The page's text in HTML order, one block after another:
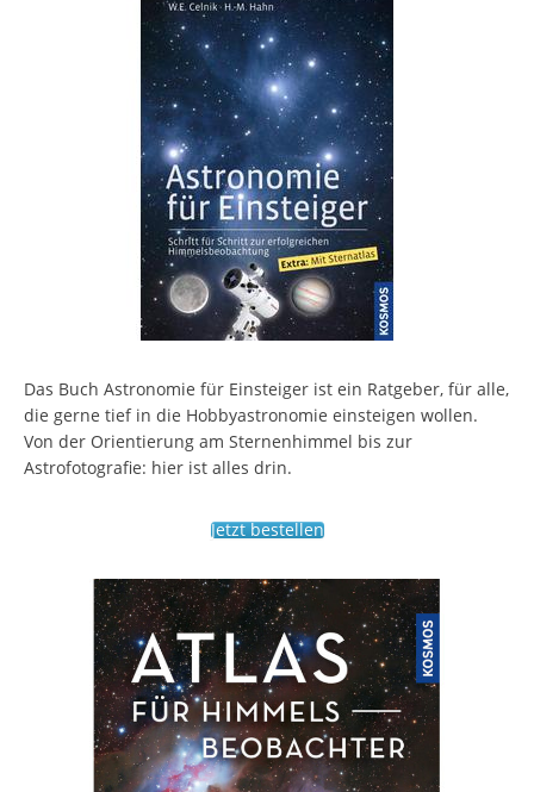
Das Buch Astronomie für Einsteiger ist ein Ratgeber, für alle,
die gerne tief in die Hobbyastronomie einsteigen wollen.
Von der Orientierung am Sternenhimmel bis zur
Astrofotografie: hier ist alles drin.
Jetzt bestellen